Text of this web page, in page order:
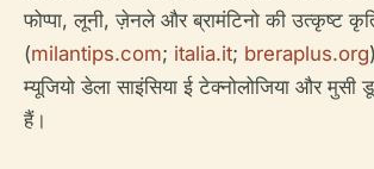
फोप्पा, लूनी, ज़ेनले और ब्रामंटिनो की उत्कृष्ट
(milantips.com; italia.it; breraplus.org
म्यूजियो डेला साइंसिया ई टेक्नोलोजिया और मुसी
हैं।